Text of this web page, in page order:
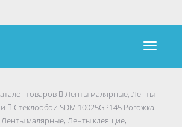
товаров
Ленты малярные, Ленты
Стеклообои SDM 10025GP145 Рогожка
малярные, Ленты клеящие,